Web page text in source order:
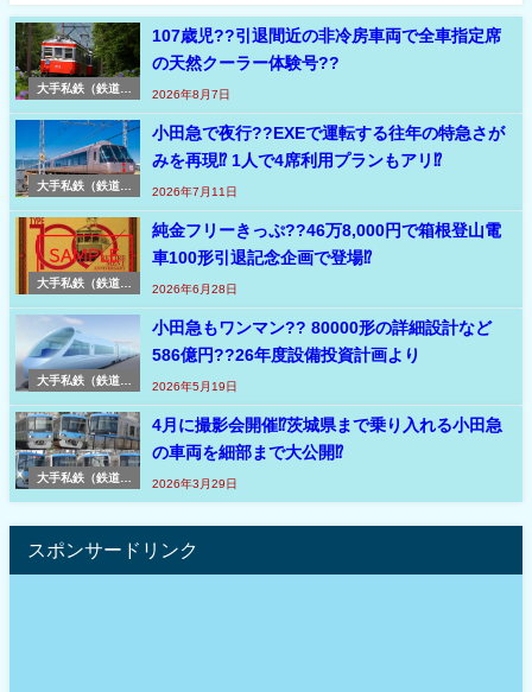
大手私鉄（鉄道ニ
107歳児??引退間近の非冷房車両で全車指定席
の天然クーラー体験号??
2026年8月7日
大手私鉄（鉄道ニ
小田急で夜行??EXEで運転する往年の特急さが
みを再現⁉ 1人で4席利用プランもアリ⁉
2026年7月11日
大手私鉄（鉄道ニ
純金フリーきっぷ??46万8,000円で箱根登山電
車100形引退記念企画で登場⁉
2026年6月28日
大手私鉄（鉄道ニ
小田急もワンマン?? 80000形の詳細設計など
586億円??26年度設備投資計画より
2026年5月19日
大手私鉄（鉄道ニ
4月に撮影会開催⁉茨城県まで乗り入れる小田急
の車両を細部まで大公開⁉
2026年3月29日
スポンサードリンク